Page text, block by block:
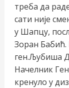
треба да
сати није
у Шапцу,
Зоран Бабић.
ген.Љубиша
Начелник
кренуло у